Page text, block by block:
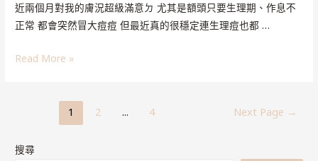
近兩個月對我的膚況超級滿意ㄉ 尤其是額頭只要生理期、作息不
正常 都會突然冒大痘痘 但最近真的很穩定連生理痘也都 …
Read More »
1 2 ... 4 Next Page →
搜尋